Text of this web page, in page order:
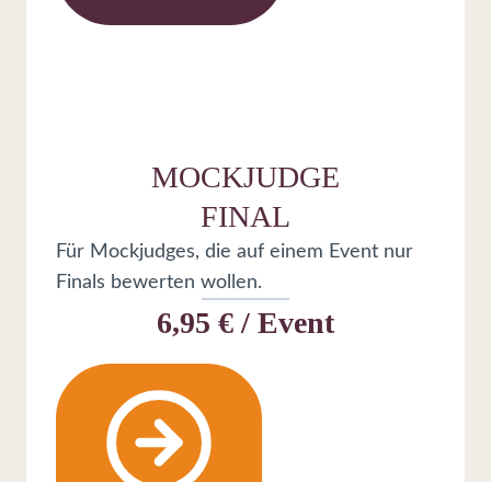
MOCKJUDGE
FINAL
Für Mockjudges, die auf einem Event nur
Finals bewerten wollen.
6,95 € / Event